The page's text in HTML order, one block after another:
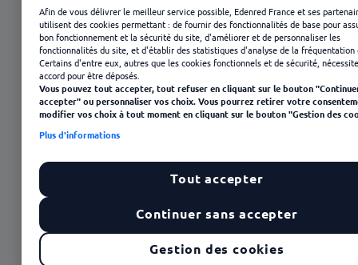
Afin de vous délivrer le meilleur service possible, Edenred France et ses
utilisent des cookies permettant : de fournir des fonctionnalités de base pour
bon fonctionnement et la sécurité du site, d'améliorer et de personnaliser les
fonctionnalités du site, et d'établir des statistiques d'analyse de la fréquentation
Certains d'entre eux, autres que les cookies fonctionnels et de sécurité,
accord pour être déposés.
Vous pouvez tout accepter, tout refuser en cliquant sur le bouton
accepter" ou personnaliser vos choix. Vous pourrez retirer votre
modifier vos choix à tout moment en cliquant sur le bouton "Gestion des
Plus d'informations
Gestion des cookies
Continuer sans accepter
Tout accepter